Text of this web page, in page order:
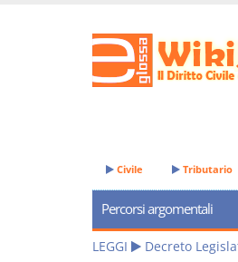
Civile Tributario
Percorsi argomentali
LEGGI Decreto